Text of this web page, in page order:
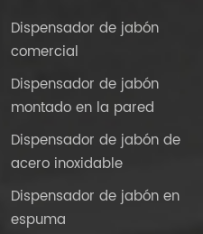
Dispensador de jabón
comercial
Dispensador de jabón
montado en la pared
Dispensador de jabón de
acero inoxidable
Dispensador de jabón en
espuma